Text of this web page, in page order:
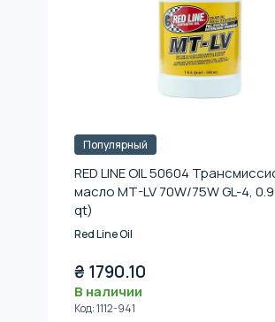
Популярный
RED LINE OIL 50604
масло MT-LV 70W/75W GL-4,
qt)
Red Line Oil
₴ 1790.10
В наличии
Код:1112-941